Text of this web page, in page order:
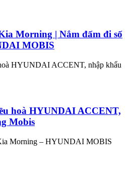
Morning | Nắm đấm đi số
MOBIS
hoà HYUNDAI ACCENT,
Mobis